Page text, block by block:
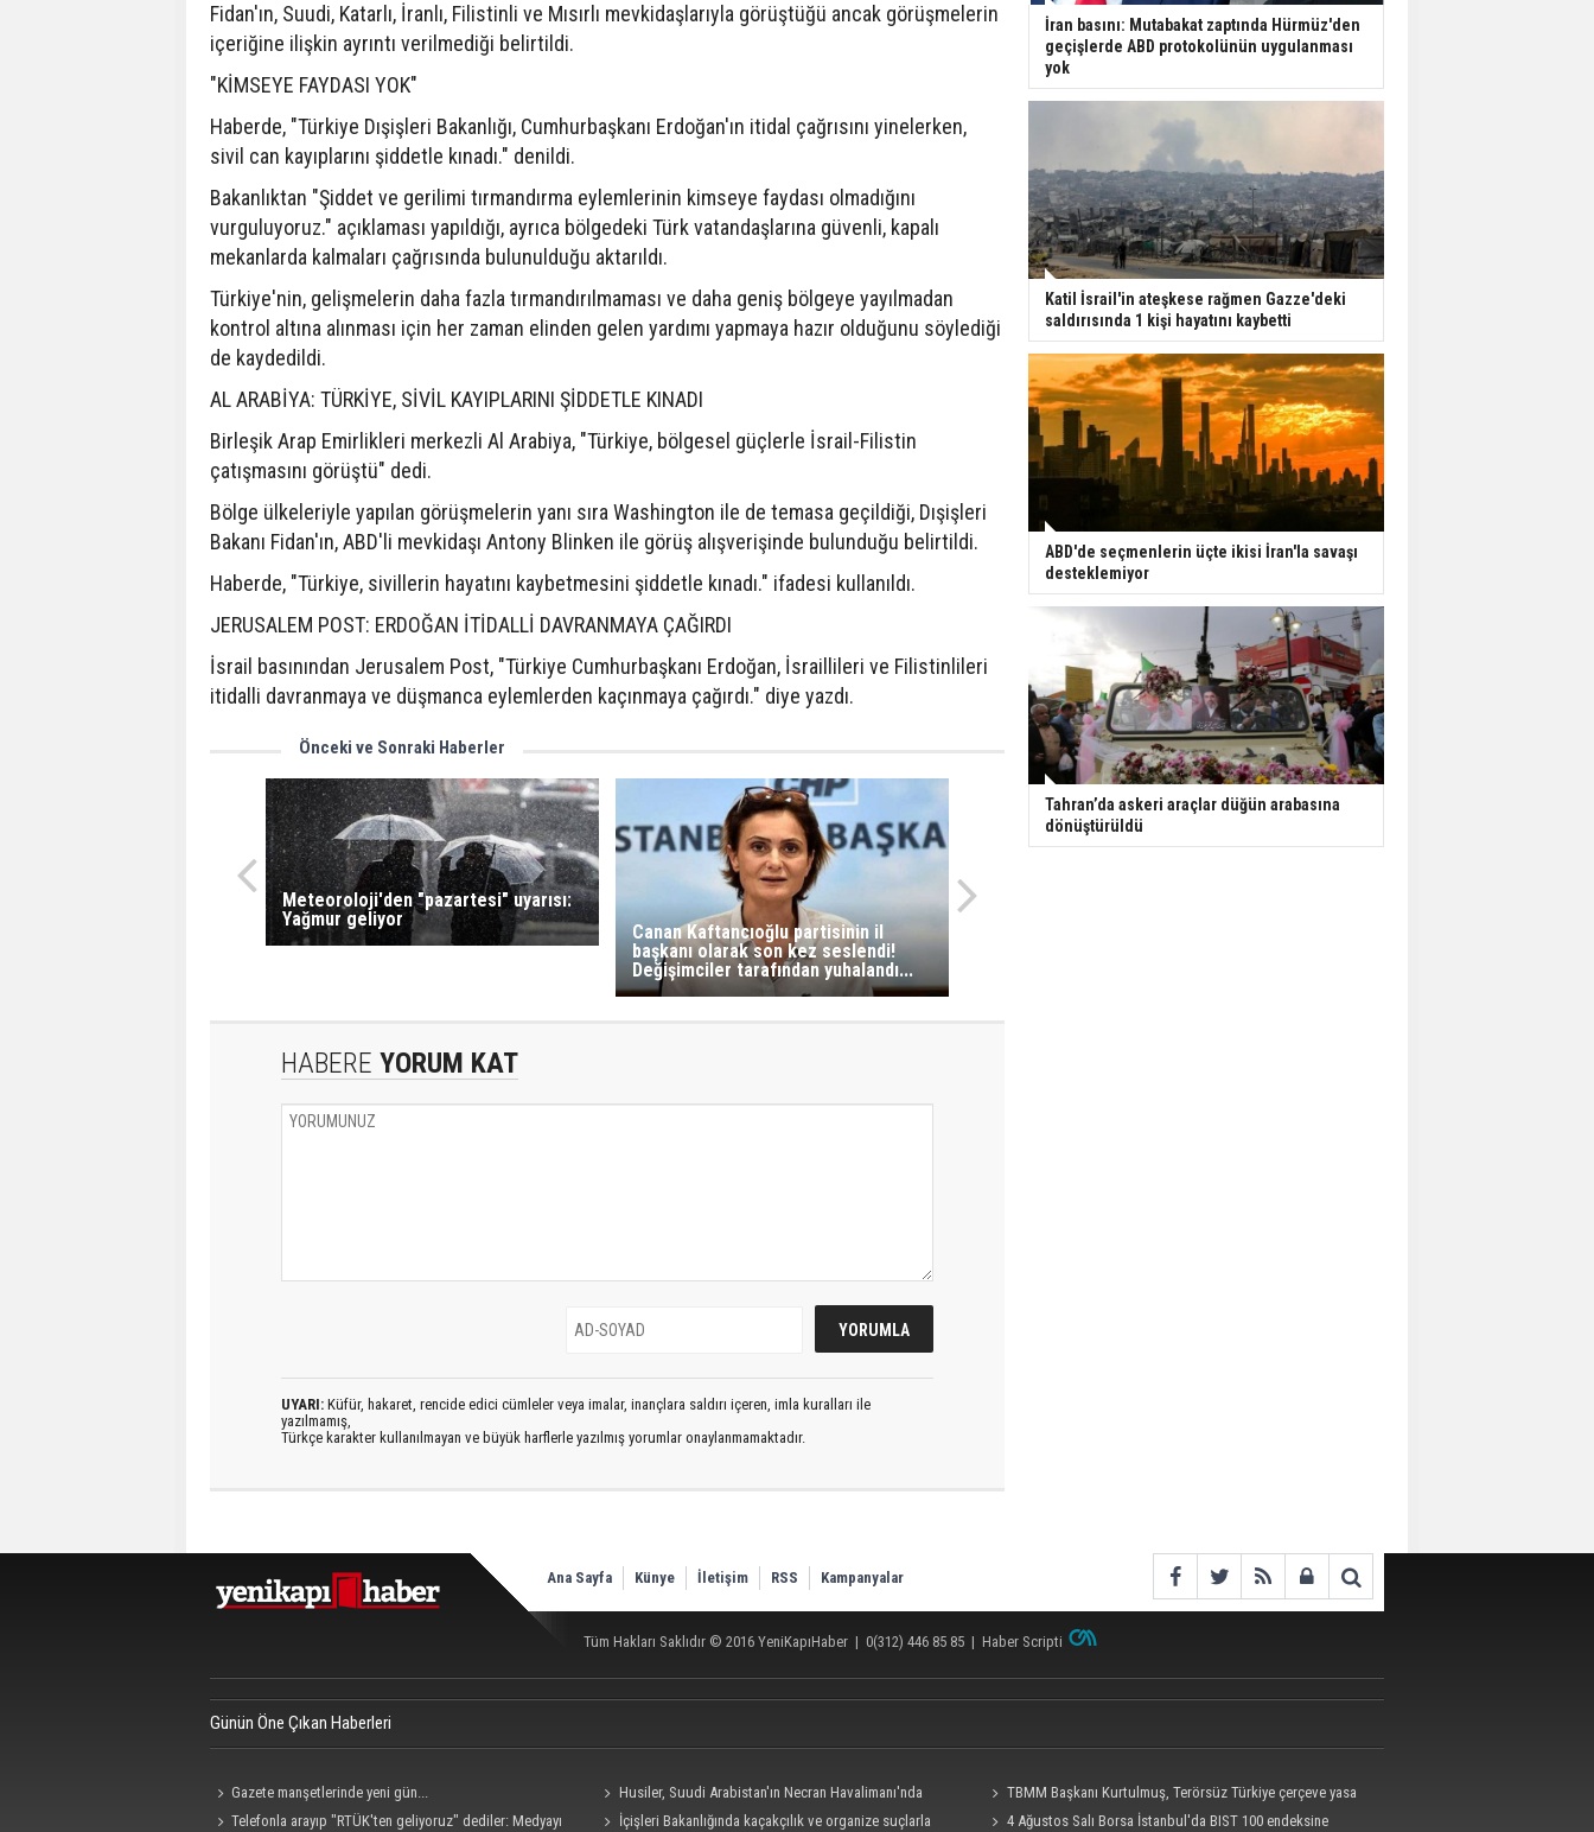
Fidan'ın, Suudi, Katarlı, İranlı, Filistinli ve Mısırlı mevkidaşlarıyla görüştüğü ancak görüşmelerin
içeriğine ilişkin ayrıntı verilmediği belirtildi.
"KİMSEYE FAYDASI YOK"
Haberde, "Türkiye Dışişleri Bakanlığı, Cumhurbaşkanı Erdoğan'ın itidal çağrısını yinelerken,
sivil can kayıplarını şiddetle kınadı." denildi.
Bakanlıktan "Şiddet ve gerilimi tırmandırma eylemlerinin kimseye faydası olmadığını
vurguluyoruz." açıklaması yapıldığı, ayrıca bölgedeki Türk vatandaşlarına güvenli, kapalı
mekanlarda kalmaları çağrısında bulunulduğu aktarıldı.
Türkiye'nin, gelişmelerin daha fazla tırmandırılmaması ve daha geniş bölgeye yayılmadan
kontrol altına alınması için her zaman elinden gelen yardımı yapmaya hazır olduğunu söylediği
de kaydedildi.
AL ARABİYA: TÜRKİYE, SİVİL KAYIPLARINI ŞİDDETLE KINADI
Birleşik Arap Emirlikleri merkezli Al Arabiya, "Türkiye, bölgesel güçlerle İsrail-Filistin
çatışmasını görüştü" dedi.
Bölge ülkeleriyle yapılan görüşmelerin yanı sıra Washington ile de temasa geçildiği, Dışişleri
Bakanı Fidan'ın, ABD'li mevkidaşı Antony Blinken ile görüş alışverişinde bulunduğu belirtildi.
Haberde, "Türkiye, sivillerin hayatını kaybetmesini şiddetle kınadı." ifadesi kullanıldı.
JERUSALEM POST: ERDOĞAN İTİDALLİ DAVRANMAYA ÇAĞIRDI
İsrail basınından Jerusalem Post, "Türkiye Cumhurbaşkanı Erdoğan, İsraillileri ve Filistinlileri
itidalli davranmaya ve düşmanca eylemlerden kaçınmaya çağırdı." diye yazdı.
Önceki ve Sonraki Haberler
Meteoroloji'den "pazartesi" uyarısı:
Yağmur geliyor
Canan Kaftancıoğlu partisinin il
başkanı olarak son kez seslendi!
Değişimciler tarafından yuhalandı...
HABERE YORUM KAT
UYARI: Küfür, hakaret, rencide edici cümleler veya imalar, inançlara saldırı içeren, imla kuralları ile
yazılmamış,
Türkçe karakter kullanılmayan ve büyük harflerle yazılmış yorumlar onaylanmamaktadır.
Gazze'deki Sağlık
Bakanlığı duyurdu:
salgın vaka tespit edildi
İran basını: Mutabakat zaptında Hürmüz'den
geçişlerde ABD protokolünün uygulanması
yok
Katil İsrail'in ateşkese rağmen Gazze'deki
saldırısında 1 kişi hayatını kaybetti
ABD'de seçmenlerin üçte ikisi İran'la savaşı
desteklemiyor
Tahran’da askeri araçlar düğün arabasına
dönüştürüldü
Ana Sayfa Künye İletişim RSS Kampanyalar
Tüm Hakları Saklıdır © 2016 YeniKapıHaber | 0(312) 446 85 85 | Haber Scripti
Günün Öne Çıkan Haberleri
Gazete manşetlerinde yeni gün...
Husiler, Suudi Arabistan'ın Necran Havalimanı'nda
kamikaze İHA ile "hassas bir hedefi" vurduklarını açıkladı
TBMM Başkanı Kurtulmuş, Terörsüz Türkiye çerçeve yasa
teklifine imza attı
Telefonla arayıp "RTÜK'ten geliyoruz" dediler: Medyayı İçişleri Bakanlığında kaçakçılık ve organize suçlarla 4 Ağustos Salı Borsa İstanbul'da BIST 100 endeksine